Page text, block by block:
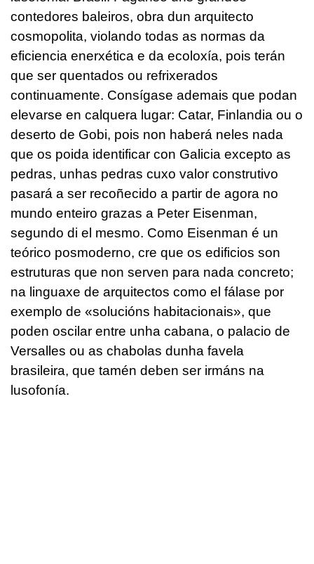
contedores baleiros, obra dun arquitecto
cosmopolita, violando todas as normas da
eficiencia enerxética e da ecoloxía, pois terán
que ser quentados ou refrixerados
continuamente. Consígase ademais que podan
elevarse en calquera lugar: Catar, Finlandia ou o
deserto de Gobi, pois non haberá neles nada
que os poida identificar con Galicia excepto as
pedras, unhas pedras cuxo valor construtivo
pasará a ser recoñecido a partir de agora no
mundo enteiro grazas a Peter Eisenman,
segundo di el mesmo. Como Eisenman é un
teórico posmoderno, cre que os edificios son
estruturas que non serven para nada concreto;
na linguaxe de arquitectos como el fálase por
exemplo de «solucións habitacionais», que
poden oscilar entre unha cabana, o palacio de
Versalles ou as chabolas dunha favela
brasileira, que tamén deben ser irmáns na
lusofonía.